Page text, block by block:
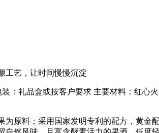
工艺，让时间慢慢沉淀
：礼品盒或按客户要求 主要材料：红心
为原料；采用国家发明专利的配方，黄